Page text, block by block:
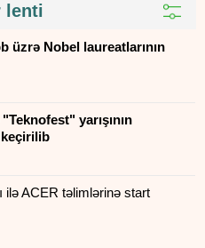
lenti
üzrə Nobel laureatlarının
yarışının
keçirilib
ilə ACER təlimlərinə start